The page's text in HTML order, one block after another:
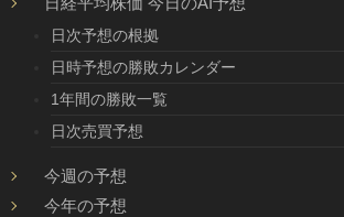
日次予想の根拠
日時予想の勝敗カレンダー
1年間の勝敗一覧
日次売買予想
今週の予想
今年の予想